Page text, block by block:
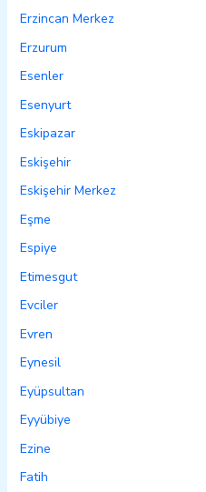
Erzincan Merkez
Erzurum
Esenler
Esenyurt
Eskipazar
Eskişehir
Eskişehir Merkez
Eşme
Espiye
Etimesgut
Evciler
Evren
Eynesil
Eyüpsultan
Eyyübiye
Ezine
Fatih